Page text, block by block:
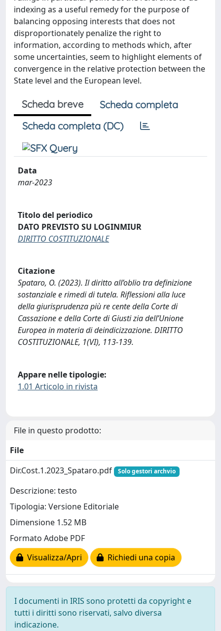
indexing as a useful remedy for the purpose of
balancing opposing interests that does not
disproportionately penalize the right to
information, according to methods which, after
some uncertainties, seem to highlight elements of
convergence in the relative protection between the
State level and the European level.
Scheda breve
Scheda completa
Scheda completa (DC)
Data
mar-2023
Titolo del periodico
DATO PREVISTO SU LOGINMIUR
DIRITTO COSTITUZIONALE
Citazione
Spataro, O. (2023). Il diritto all’oblio tra definizione
sostanziale e rimedi di tutela. Riflessioni alla luce
della giurisprudenza più re cente della Corte di
Cassazione e della Corte di Giusti zia dell’Unione
Europea in materia di deindicizzazione. DIRITTO
COSTITUZIONALE, 1(VI), 113-139.
Appare nelle tipologie:
1.01 Articolo in rivista
File in questo prodotto:
File
Dir.Cost.1.2023_Spataro.pdf
Solo gestori archvio
Descrizione: testo
Tipologia: Versione Editoriale
Dimensione 1.52 MB
Formato Adobe PDF
Visualizza/Apri
Richiedi una copia
I documenti in IRIS sono protetti da copyright e
tutti i diritti sono riservati, salvo diversa
indicazione.